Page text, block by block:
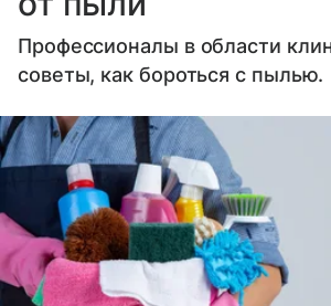
Профессионалы в области
советы, как бороться с пылью.